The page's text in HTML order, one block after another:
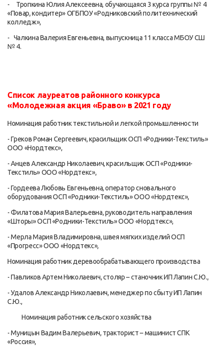
- Тропкина Юлия Алексеевна, обучающаяся 3 курса группы № 4
«Повар, кондитер» ОГБПОУ «Родниковский политехнический
колледж»,
- Чалкина Валерия Евгеньевна, выпускница 11 класса МБОУ СШ
№ 4.
Список лауреатов районного конкурса
«Молодежная акция «Браво» в 2021 году
Номинация работник текстильной и легкой промышленности
- Греков Роман Сергеевич, красильщик ОСП «Родники-Текстиль»
ООО «Нордтекс»,
- Анцев Александр Николаевич, красильщик ОСП «Родники-
Текстиль» ООО «Нордтекс»,
- Гордеева Любовь Евгеньевна, оператор сновального
оборудования ОСП «Родники-Текстиль» ООО «Нордтекс»,
- Филатова Мария Валерьевна, руководитель направления
«Шторы» ОСП «Родники-Текстиль» ООО «Нордтекс»,
- Мерла Мария Владимировна, швея мягких изделий ОСП
«Прогресс» ООО «Нордтекс»,
Номинация работник деревообрабатывающего производства
- Павликов Артем Николаевич, столяр – станочник ИП Лапин С.Ю.,
- Удалов Александр Николаевич, менеджер по сбыту ИП Лапин
С.Ю.,
Номинация работник сельского хозяйства
- Муницын Вадим Валерьевич, тракторист – машинист СПК
«Россия»,